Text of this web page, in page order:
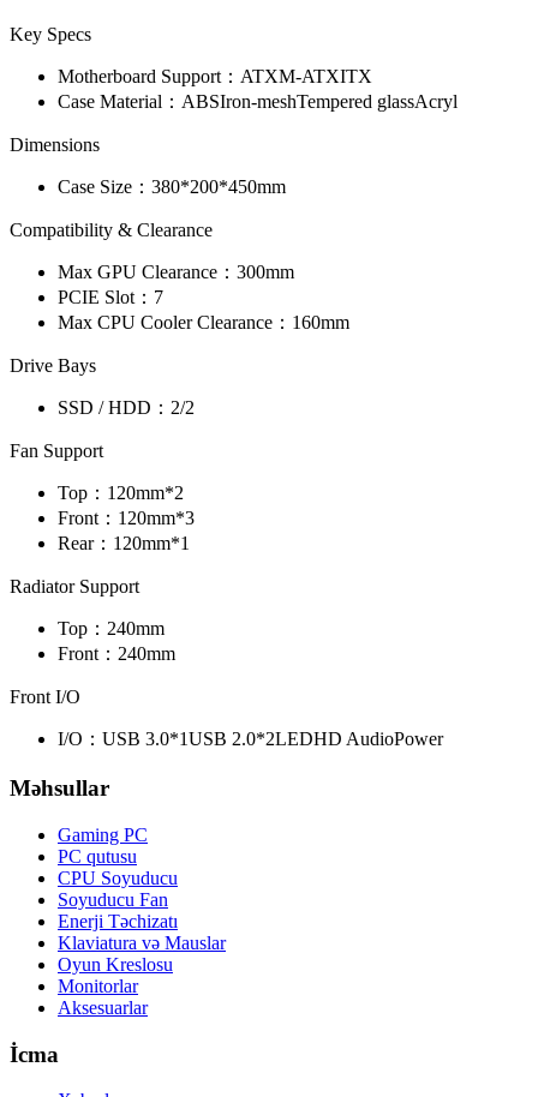
Key Specs
Motherboard Support： ATXM-ATXITX
Case Material： ABSIron-meshTempered glassAcryl
Dimensions
Case Size： 380*200*450mm
Compatibility & Clearance
Max GPU Clearance： 300mm
PCIE Slot： 7
Max CPU Cooler Clearance： 160mm
Drive Bays
SSD / HDD： 2/2
Fan Support
Top： 120mm*2
Front： 120mm*3
Rear： 120mm*1
Radiator Support
Top： 240mm
Front： 240mm
Front I/O
I/O： USB 3.0*1USB 2.0*2LEDHD AudioPower
Məhsullar
Gaming PC
PC qutusu
CPU Soyuducu
Soyuducu Fan
Enerji Təchizatı
Klaviatura və Mauslar
Oyun Kreslosu
Monitorlar
Aksesuarlar
İcma